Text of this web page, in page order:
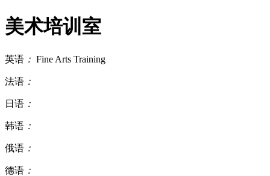
美术培训室
英语 ： Fine Arts Training
法语 ：
日语 ：
韩语 ：
俄语 ：
德语 ：